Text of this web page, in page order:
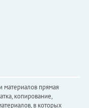
материалов прямая
копирование,
в которых